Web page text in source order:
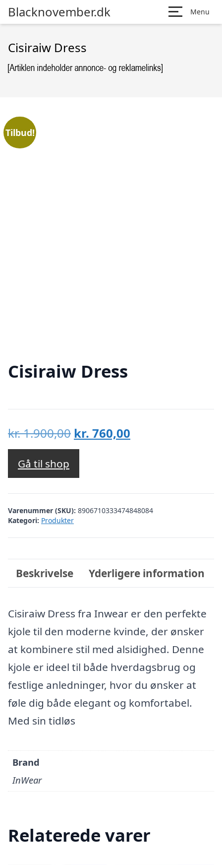
Blacknovember.dk Menu
Cisiraiw Dress
Tilbud!
Cisiraiw Dress
kr.1.900,00 Den
oprindelige
var:
kr. 1.900,00.
kr. 760,00
kr. 760,00.
Gå til shop
Varenummer (SKU): 8906710333474848084
Kategori: Produkter
Beskrivelse Yderligere information
Cisiraiw Dress fra Inwear er den perfekte
kjole til den moderne kvinde, der ønsker
at kombinere stil med alsidighed. Denne
kjole er ideel til både hverdagsbrug og
festlige anledninger, hvor du ønsker at
føle dig både elegant og komfortabel.
Med sin tidløs
Brand
InWear
Relaterede varer